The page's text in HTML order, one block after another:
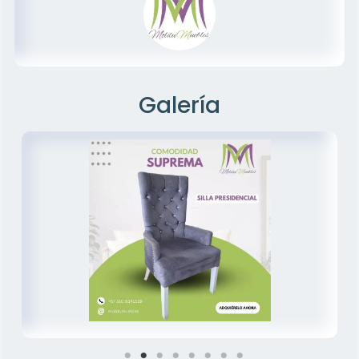
Galería